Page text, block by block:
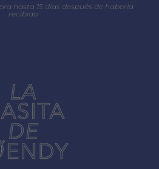
hasta 15 días después de haberla
recibido